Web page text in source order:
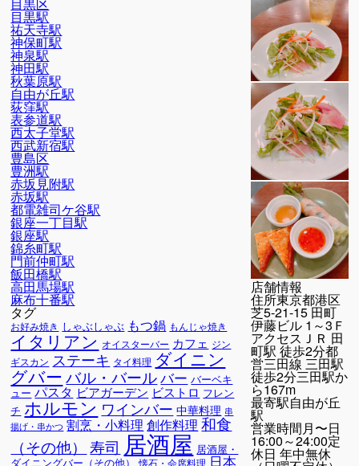
目黒区
目黒駅
祐天寺駅
神保町駅
神泉駅
神田駅
秋葉原駅
自由が丘駅
荻窪駅
表参道駅
西太子堂駅
西武新宿駅
豊島区
豊洲駅
赤坂見附駅
赤坂駅
都電雑司ケ谷駅
銀座一丁目駅
銀座駅
錦糸町駅
門前仲町駅
飯田橋駅
高田馬場駅
麻布十番駅
タグ
お好み焼き しゃぶしゃぶ もつ鍋 もんじゃ焼き
イタリアン オイスターバー カフェ ジン
ギスカン ステーキ タイ料理 ダイニン
グバーバル・バールバー バーベキ
ュー パスタ ビアガーデン ビストロ フレン
チ ホルモン ワインバー 中華料理 串
揚げ・串かつ 割烹・小料理 創作料理 和食
（その他）
寿司 居酒屋 居酒屋・
ダイニングバー（その他）
懐石・会席料理 日本
店舗情報
住所東京都港区
芝5-21-15 田町
伊藤ビル 1～3Ｆ
アクセス ＪＲ 田
町駅 徒歩2分都
営三田線 三田駅
徒歩2分三田駅か
ら167m
最寄駅自由が丘
駅
営業時間月〜日
16:00～24:00定
休日 年中無休